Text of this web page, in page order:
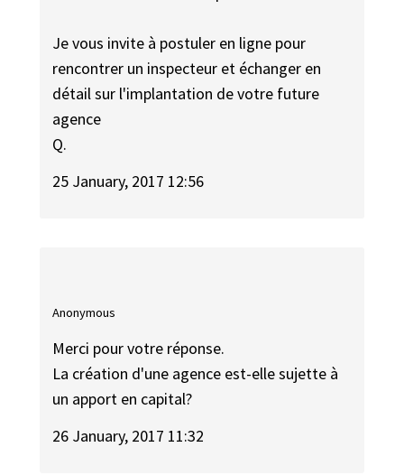
Je vous invite à postuler en ligne pour
rencontrer un inspecteur et échanger en
détail sur l'implantation de votre future
agence
Q.
25 January, 2017 12:56
Anonymous
Merci pour votre réponse.
La création d'une agence est-elle sujette à
un apport en capital?
26 January, 2017 11:32